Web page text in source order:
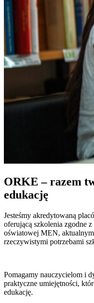
ORKE – razem
edukację
Jesteśmy akredytowaną
oferującą szkolenia zgodne
oświatowej MEN,
rzeczywistymi potrzebami
Pomagamy nauczycielom i
praktyczne umiejętności,
edukację.